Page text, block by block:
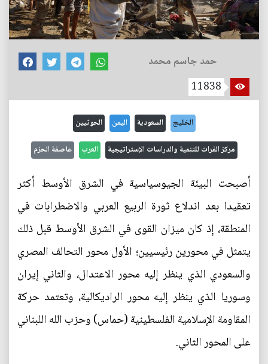
حمد جاسم محمد
11838
الخليج السعودية اليمن الحوثيين
مركز الفرات للتنمية والدراسات الإستراتيجية العرب عاصفة الحزم
أصبحت البيئة الجيوسياسية في الشرق الأوسط أكثر
تعقيدا بعد اندلاع ثورة الربيع العربي والاضطرابات في
المنطقة، إذ كان ميزان القوى في الشرق الأوسط قبل ذلك
يتمثل في محورين رئيسيين؛ الأول محور التحالف المصري
والسعودي الذي ينظر إليه محور الاعتدال، والثاني إيران
وسوريا الذي ينظر إليه محور الراديكالية، وتعتمد حركة
المقاومة الإسلامية الفلسطينية (حماس) وحزب الله اللبناني
على المحور الثاني.